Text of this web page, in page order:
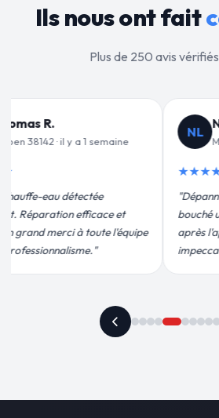
Ils nous ont fait
Plus de 250 avis
L.
· il y a 2 semaines
pour mon WC
soir. 20 minutes
là. Service
honnête."
Jean-
Mizoen
★★★★★
moins de 2h.
conforme,
recommande